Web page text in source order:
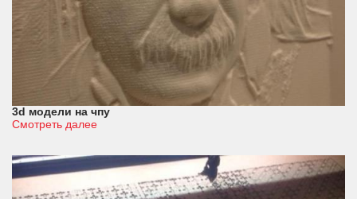
3d модели на чпу
Смотреть далее